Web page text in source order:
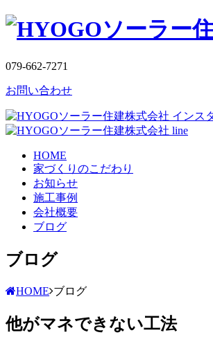
079-662-7271
お問い合わせ
HOME
家づくりのこだわり
お知らせ
施工事例
会社概要
ブログ
ブログ
HOME ブログ
他がマネできない工法